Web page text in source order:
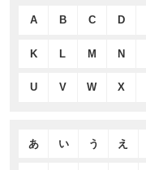
A B C D
K L M N
U V W X
あ い う え